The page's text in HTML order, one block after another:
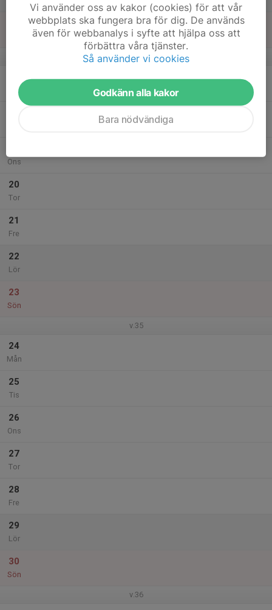
v.34
Mån
Ons
20
Tor
21
Fre
22
Lör
23
Sön
v.35
24
Mån
25
Tis
26
Ons
27
Tor
28
Fre
29
Lör
30
Sön
v.36
Vi använder oss av kakor (cookies) för att vår
webbplats ska fungera bra för dig. De används
även för webbanalys i syfte att hjälpa oss att
förbättra våra tjänster.
Så använder vi cookies
Godkänn alla kakor
Bara nödvändiga